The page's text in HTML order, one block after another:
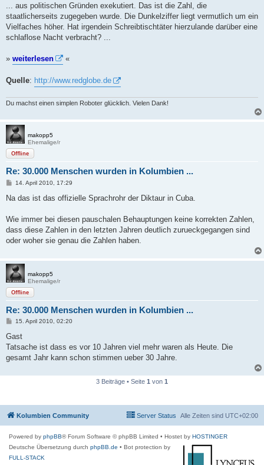
r
a
... aus politischen Gründen exekutiert. Das ist die Zahl, die
staatlicherseits zugegeben wurde. Die Dunkelziffer liegt vermutlich um ein
Vielfaches höher. Hat irgendein Schreibtischtäter hierzulande darüber eine
schlaflose Nacht verbracht? ...
» weiterlesen «
Quelle: http://www.redglobe.de
Du machst einen simplen Roboter glücklich. Vielen Dank!
makopp5
Ehemalige/r
Offline
Re: 30.000 Menschen wurden in Kolumbien ...
B
i
a
14. April 2010, 17:29
Na das ist das offizielle Sprachrohr der Diktaur in Cuba.
Wie immer bei diesen pauschalen Behauptungen keine korrekten Zahlen,
dass diese Zahlen in den letzten Jahren deutlich zurueckgegangen sind
oder woher sie genau die Zahlen haben.
makopp5
Ehemalige/r
Offline
Re: 30.000 Menschen wurden in Kolumbien ...
B
i
r
a
15. April 2010, 02:20
Gast
Tatsache ist dass es vor 10 Jahren viel mehr waren als Heute. Die
gesamt Jahr kann schon stimmen ueber 30 Jahre.
3 Beiträge • Seite 1 von 1
Kolumbien Community Alle Zeiten sind UTC+02:00
Server Status
Powered by phpBB® Forum Software © phpBB Limited • Hostet by HOSTINGER
Deutsche Übersetzung durch phpBB.de • Bot protection by
FULL-STACK